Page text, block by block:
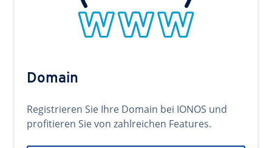
Domain
Registrieren Sie Ihre Domain bei IONOS und
profitieren Sie von zahlreichen Features.